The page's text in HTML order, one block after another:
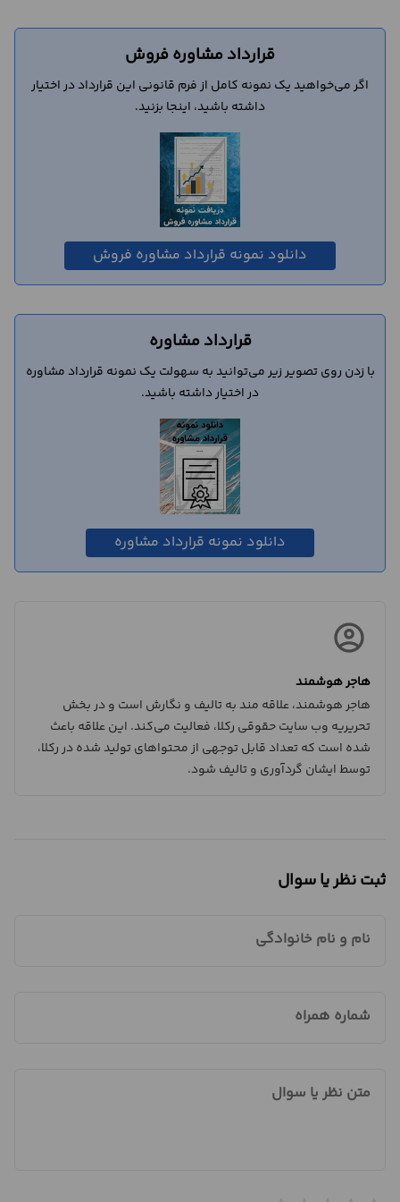
قرارداد مشاوره فروش
اگر می‌خواهید یک نمونه کامل از فرم قانونی این قرارداد در اختیار
داشته باشید، اینجا بزنید.
دانلود نمونه قرارداد مشاوره فروش
قرارداد مشاوره
با زدن روی تصویر زیر می‌توانید به سهولت یک نمونه قرارداد مشاوره
در اختیار داشته باشید.
دانلود نمونه قرارداد مشاوره
هاجر هوشمند
هاجر هوشمند، علاقه مند به تالیف و نگارش است و در بخش
تحریریه وب سایت حقوقی رکلا، فعالیت می‌کند. این علاقه باعث
شده است که تعداد قابل توجهی از محتواهای تولید شده در رکلا،
توسط ایشان گردآوری و تالیف شود.
ثبت نظر یا سوال
نام و نام خانوادگی
شماره همراه
متن نظر یا سوال